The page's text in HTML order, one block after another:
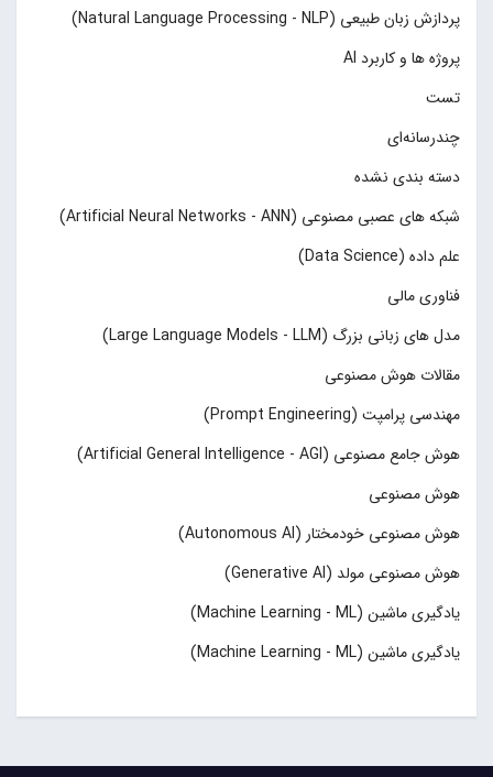
پردازش زبان طبیعی (Natural Language Processing - NLP)
پروژه ها و کاربرد AI
تست
چند‌‌رسانه‌ای
دسته بندی نشده
شبکه های عصبی مصنوعی (Artificial Neural Networks - ANN)
علم داده (Data Science)
فناوری مالی
مدل های زبانی بزرگ (Large Language Models - LLM)
مقالات هوش مصنوعی
مهندسی پرامپت (Prompt Engineering)
هوش جامع مصنوعی (Artificial General Intelligence - AGI)
هوش مصنوعی
هوش مصنوعی خودمختار (Autonomous AI)
هوش مصنوعی مولد (Generative AI)
یادگیری ماشین (Machine Learning - ML)
یادگیری ماشین (Machine Learning - ML)